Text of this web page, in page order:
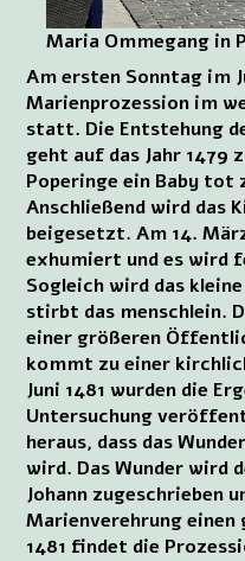
Maria Ommegang in
Am ersten Sonntag im
Marienprozession im
statt. Die Entstehung
geht auf das Jahr 1479
Poperinge ein Baby
Anschließend wird das
beigesetzt. Am 14.
exhumiert und es wird
Sogleich wird das
stirbt das menschlein.
einer größeren
kommt zu einer
Juni 1481 wurden die
Untersuchung
heraus, dass das
wird. Das Wunder wird
Johann zugeschrieben
Marienverehrung
1481 findet die